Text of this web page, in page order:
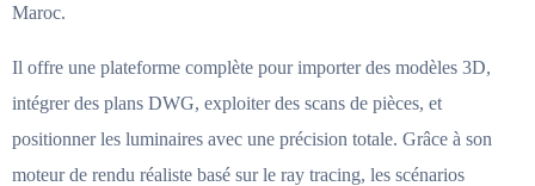
Maroc.
Il offre une plateforme complète pour importer des modèles 3D,
intégrer des plans DWG, exploiter des scans de pièces, et
positionner les luminaires avec une précision totale. Grâce à son
moteur de rendu réaliste basé sur le ray tracing, les scénarios